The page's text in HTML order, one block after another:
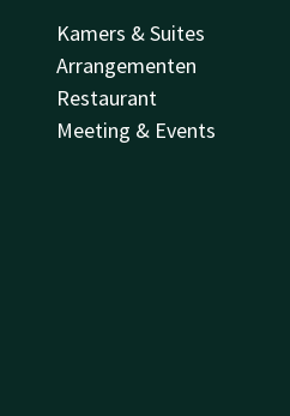
Kamers & Suites
Arrangementen
Restaurant
Meeting & Events